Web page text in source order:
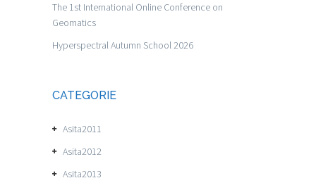
The 1st International Online Conference on
Geomatics
Hyperspectral Autumn School 2026
CATEGORIE
Asita2011
Asita2012
Asita2013